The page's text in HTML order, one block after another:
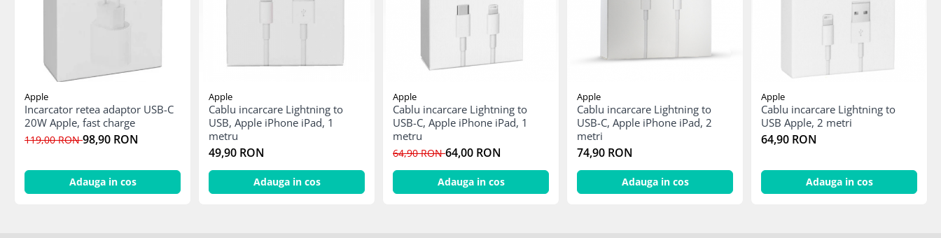
iPhone 11 Pro
iPhone 11 Pro Max
iPhone 12
iPhone 12 Mini
iPhone 12 Pro Max
Apple
Incarcator retea adaptor USB-C
20W Apple, fast charge
119,00 RON98,90 RON
Adauga in cos
Apple
Cablu incarcare Lightning to
USB, Apple iPhone iPad, 1
metru
49,90 RON
Adauga in cos
Apple
Cablu incarcare Lightning to
USB-C, Apple iPhone iPad, 1
metru
64,90 RON64,00 RON
Adauga in cos
Apple
Cablu incarcare Lightning to
USB-C, Apple iPhone iPad, 2
metri
74,90 RON
Adauga in cos
Apple
Cablu incarcare Lightning to
USB Apple, 2 metri
64,90 RON
Adauga in cos